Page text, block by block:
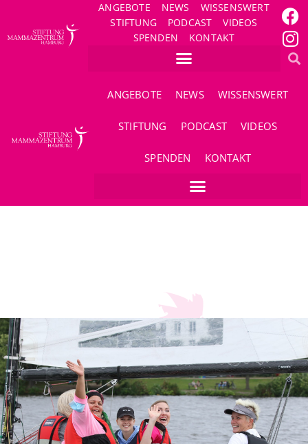
ANGEBOTE NEWS
WISSENSWERT
STIFTUNG
PODCAST
VIDEOS
SPENDEN
KONTAKT
ANGEBOTE NEWS WISSENSWERT
STIFTUNG PODCAST VIDEOS
SPENDEN KONTAKT